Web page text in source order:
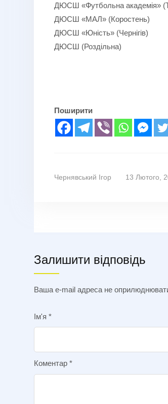
ДЮСШ «Футбольна академія»
ДЮСШ «МАЛ» (Коростень)
ДЮСШ «Юність» (Чернігів)
ДЮСШ (Роздільна)
Поширити
Чернявський Ігор 13 Лютого,
Залишити відповідь
Ваша e-mail адреса не
Ім'я *
Коментар *